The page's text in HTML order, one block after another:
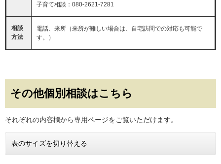
子育て相談：080-2621-7281
相談
方法
電話、来所（来所が難しい場合は、自宅訪問での対応も可能で
す。）
その他個別相談はこちら
それぞれの内容欄から専用ページをご覧いただけます。
表のサイズを切り替える